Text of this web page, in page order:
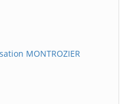
MONTROZIER